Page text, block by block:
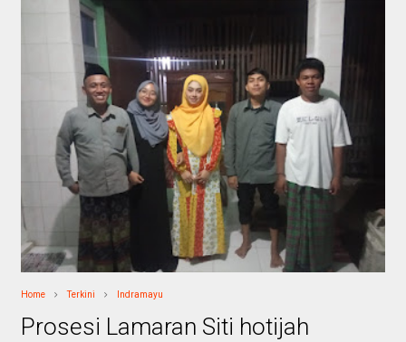
Home Terkini Indramayu
Prosesi Lamaran Siti hotijah